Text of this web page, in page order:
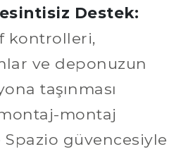
Destek:
kontrolleri,
ve deponuzun
taşınması
montaj
güvencesiyle